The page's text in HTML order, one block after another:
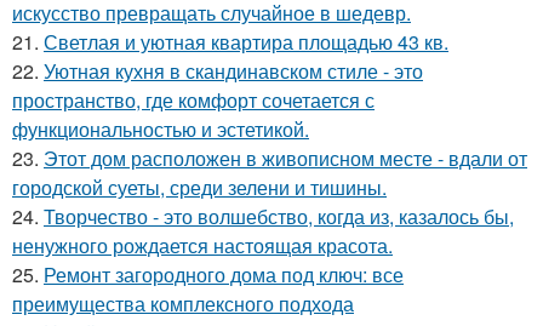
искусство превращать случайное в шедевр.
21. Светлая и уютная квартира площадью 43 кв.
22. Уютная кухня в скандинавском стиле - это
пространство, где комфорт сочетается с
функциональностью и эстетикой.
23. Этот дом расположен в живописном месте - вдали от
городской суеты, среди зелени и тишины.
24. Творчество - это волшебство, когда из, казалось бы,
ненужного рождается настоящая красота.
25. Ремонт загородного дома под ключ: все
преимущества комплексного подхода